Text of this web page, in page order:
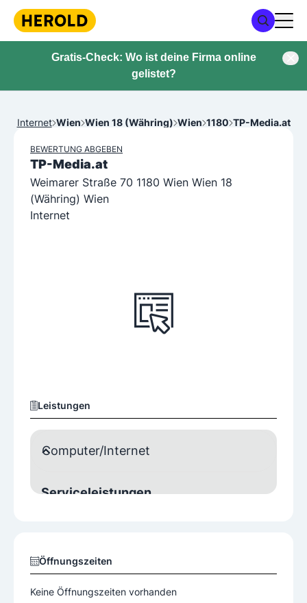
Gratis-Check: Wo ist deine Firma online
gelistet?
Internet Wien Wien 18 (Währing) Wien 1180 TP-Media.at
BEWERTUNG ABGEBEN
TP-Media.at
Weimarer Straße 70 1180 Wien Wien 18
(Währing) Wien
Internet
Leistungen
Computer/Internet
Serviceleistungen
Öffnungszeiten
Keine Öffnungszeiten vorhanden